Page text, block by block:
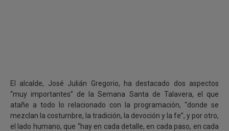
El alcalde, José Julián Gregorio, ha destacado dos aspectos
“muy importantes” de la Semana Santa de Talavera, el que
atañe a todo lo relacionado con la programación, “donde se
mezclan la costumbre, la tradición, la devoción y la fe”, y por otro,
el lado humano, que “hay en cada detalle, en cada paso, en cada